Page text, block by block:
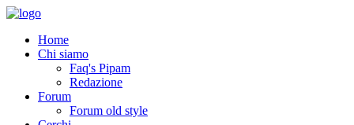
Home
Chi siamo
Faq's Pipam
Redazione
Forum
Forum old style